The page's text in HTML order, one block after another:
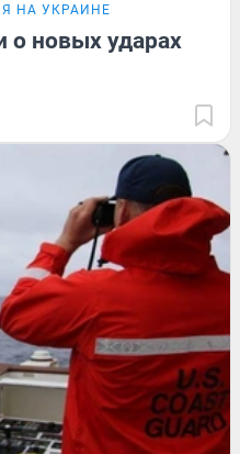
НА УКРАИНЕ
новых ударах